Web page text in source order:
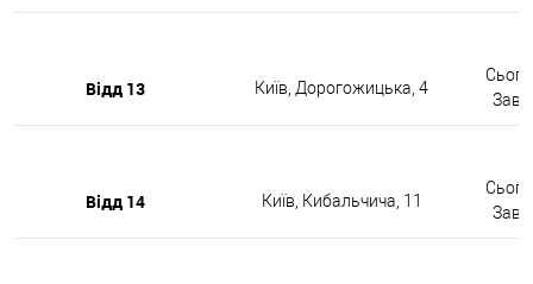
Відд 13 Київ, Дорогожицька, 4
Відд 14 Київ, Кибальчича, 11